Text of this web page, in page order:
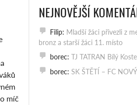
míč
NEJNOVĚJŠÍ
Filip: Mladší žáci přivezli z
bronz a starší žáci 11. místo
borec: TJ TATRAN Bílý
borec: SK ŠTĚTÍ – FC